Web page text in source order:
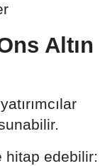
Altın
hitap edebilir: